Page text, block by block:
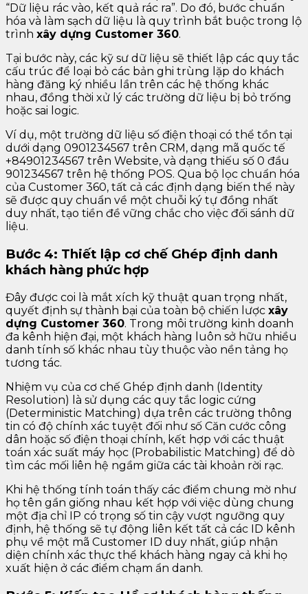
“Dữ liệu rác vào, kết quả rác ra”. Do đó, bước chuẩn
hóa và làm sạch dữ liệu là quy trình bắt buộc trong lộ
trình xây dựng Customer 360.
Tại bước này, các kỹ sư dữ liệu sẽ thiết lập các quy tắc
cấu trúc để loại bỏ các bản ghi trùng lặp do khách
hàng đăng ký nhiều lần trên các hệ thống khác
nhau, đồng thời xử lý các trường dữ liệu bị bỏ trống
hoặc sai logic.
Ví dụ, một trường dữ liệu số điện thoại có thể tồn tại
dưới dạng 0901234567 trên CRM, dạng mã quốc tế
+84901234567 trên Website, và dạng thiếu số 0 đầu
901234567 trên hệ thống POS. Qua bộ lọc chuẩn hóa
của Customer 360, tất cả các định dạng biến thể này
sẽ được quy chuẩn về một chuỗi ký tự đồng nhất
duy nhất, tạo tiền đề vững chắc cho việc đối sánh dữ
liệu.
Bước 4: Thiết lập cơ chế Ghép định danh
khách hàng phức hợp
Đây được coi là mắt xích kỹ thuật quan trọng nhất,
quyết định sự thành bại của toàn bộ chiến lược xây
dựng Customer 360. Trong môi trường kinh doanh
đa kênh hiện đại, một khách hàng luôn sở hữu nhiều
danh tính số khác nhau tùy thuộc vào nền tảng họ
tương tác.
Nhiệm vụ của cơ chế Ghép định danh (Identity
Resolution) là sử dụng các quy tắc logic cứng
(Deterministic Matching) dựa trên các trường thông
tin có độ chính xác tuyệt đối như số Căn cước công
dân hoặc số điện thoại chính, kết hợp với các thuật
toán xác suất máy học (Probabilistic Matching) để dò
tìm các mối liên hệ ngầm giữa các tài khoản rời rạc.
Khi hệ thống tính toán thấy các điểm chung mờ như
họ tên gần giống nhau kết hợp với việc dùng chung
một địa chỉ IP có trọng số tin cậy vượt ngưỡng quy
định, hệ thống sẽ tự động liên kết tất cả các ID kênh
phụ về một mã Customer ID duy nhất, giúp nhận
diện chính xác thực thể khách hàng ngay cả khi họ
xuất hiện ở các điểm chạm ẩn danh.